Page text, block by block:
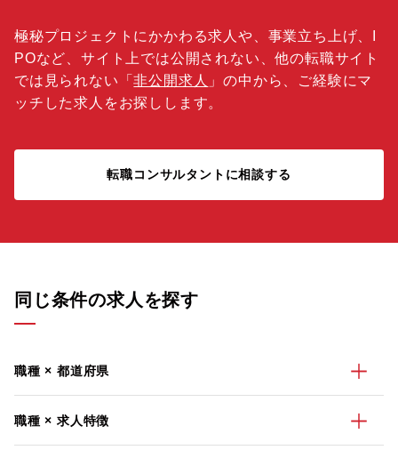
極秘プロジェクトにかかわる求人や、事業立ち上げ、I
POなど、サイト上では公開されない、他の転職サイト
では見られない「非公開求人 」の中から、ご経験にマ
ッチした求人をお探しします。
転職コンサルタントに相談する
同じ条件の求人を探す
職種 × 都道府県
職種 × 求人特徴